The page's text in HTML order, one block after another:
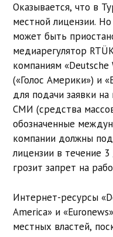
Оказывается, что в
местной лицензии.
может быть
медиарегулятор
компаниям
(«Голос Америки») и
для подачи заявки
СМИ (средства
обозначенные
компании должны
лицензии в течение
грозит запрет на
Интернет-ресурсы
America» и
местных властей,